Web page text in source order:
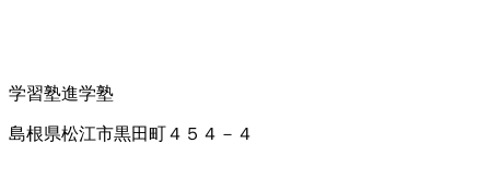
学習塾進学塾
島根県松江市黒田町４５４－４